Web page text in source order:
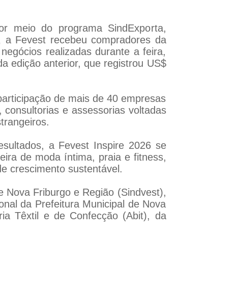
meio do programa SindExporta,
a Fevest recebeu compradores da
realizadas durante a feira,
edição anterior, que registrou US$
de mais de 40 empresas
e assessorias voltadas
a Fevest Inspire 2026 se
de moda íntima, praia e fitness,
crescimento sustentável.
Nova Friburgo e Região (Sindvest),
da Prefeitura Municipal de Nova
Têxtil e de Confecção (Abit), da